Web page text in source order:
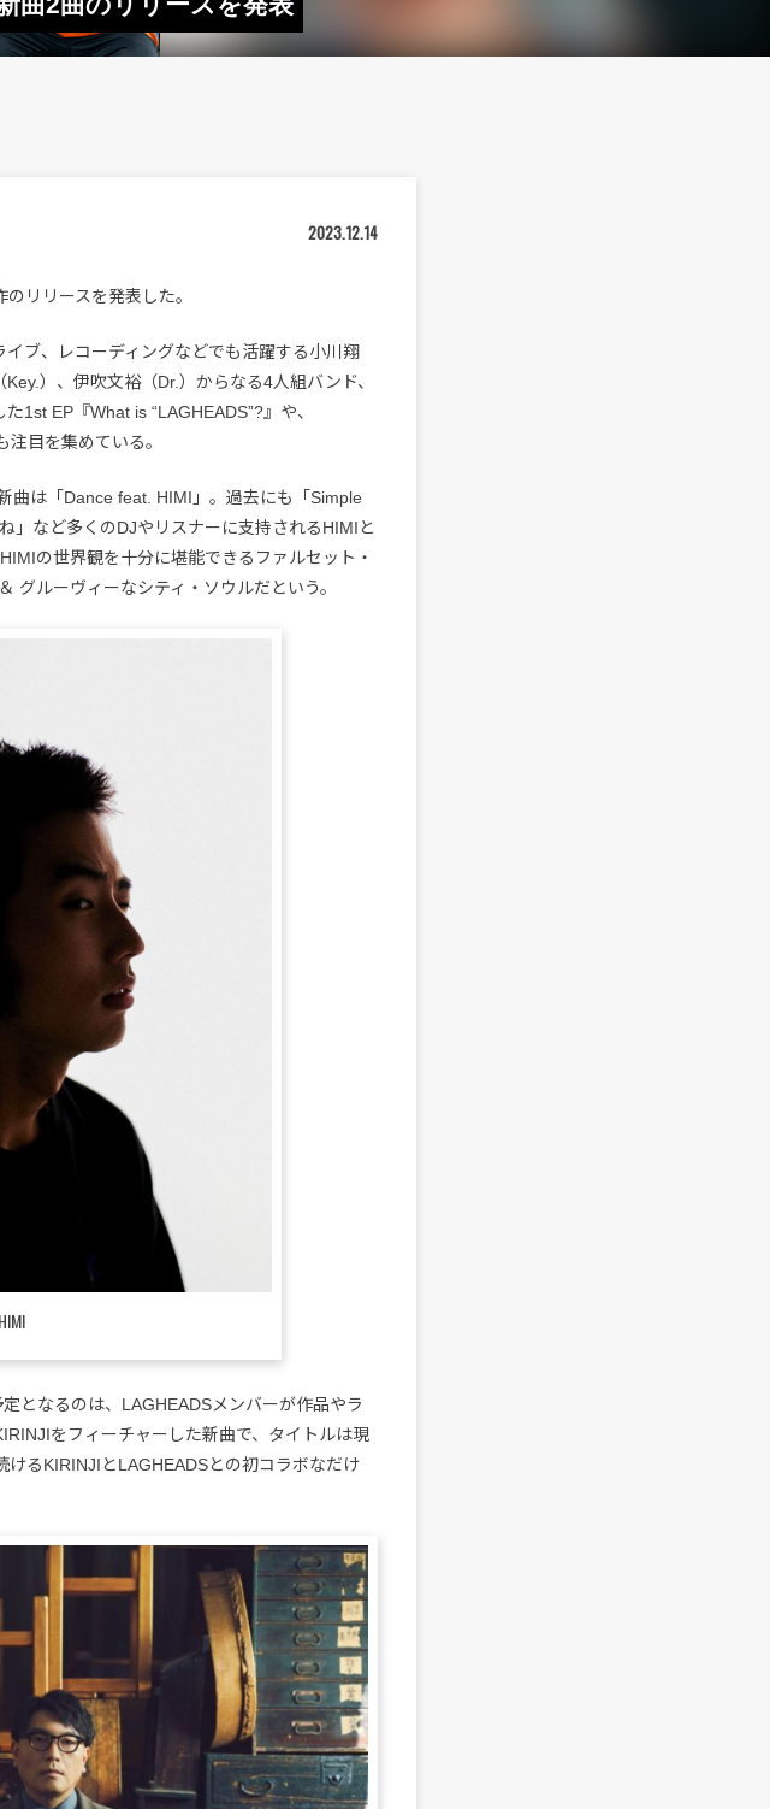
2023.12.14
リリースを発表した。
ブ、レコーディングなどでも活躍する小川翔
）、伊吹文裕（Dr.）からなる4人組バンド、
1st EP『What is “LAGHEADS”?』や、
目を集めている。
曲は「Dance feat. HIMI」。過去にも「Simple
」など多くのDJやリスナーに支持されるHIMIと
の世界観を十分に堪能できるファルセット・
グルーヴィーなシティ・ソウルだという。
HIMI
となるのは、LAGHEADSメンバーが作品やラ
をフィーチャーした新曲で、タイトルは現
るKIRINJIとLAGHEADSとの初コラボなだけ